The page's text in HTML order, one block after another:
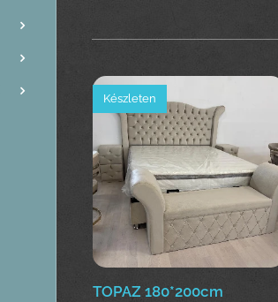
TOPAZ 180*200cm
Készleten